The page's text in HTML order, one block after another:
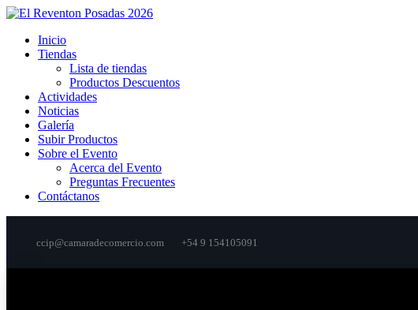
Inicio
Tiendas
Lista de tiendas
Productos Descuentos
Actividades
Noticias
Galería
Subir Productos
Sobre el Evento
Acerca del Evento
Preguntas Frecuentes
Contáctanos
ccip@camaradecomercio.com +54 9 154105091